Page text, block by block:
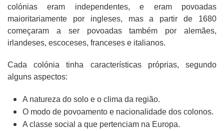
colónias eram independentes, e eram povoadas
maioritariamente por ingleses, mas a partir de 1680
começaram a ser povoadas também por alemães,
irlandeses, escoceses, franceses e italianos.
Cada colónia tinha características próprias, segundo
alguns aspectos:
A natureza do solo e o clima da região.
O modo de povoamento e nacionalidade dos colonos.
A classe social a que pertenciam na Europa.